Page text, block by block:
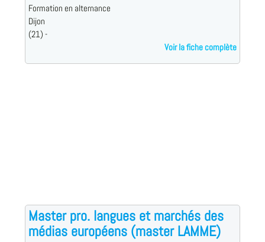
Formation en alternance
Dijon
(21) -
Voir la fiche complète
Master pro. langues et marchés des
médias européens (master LAMME)